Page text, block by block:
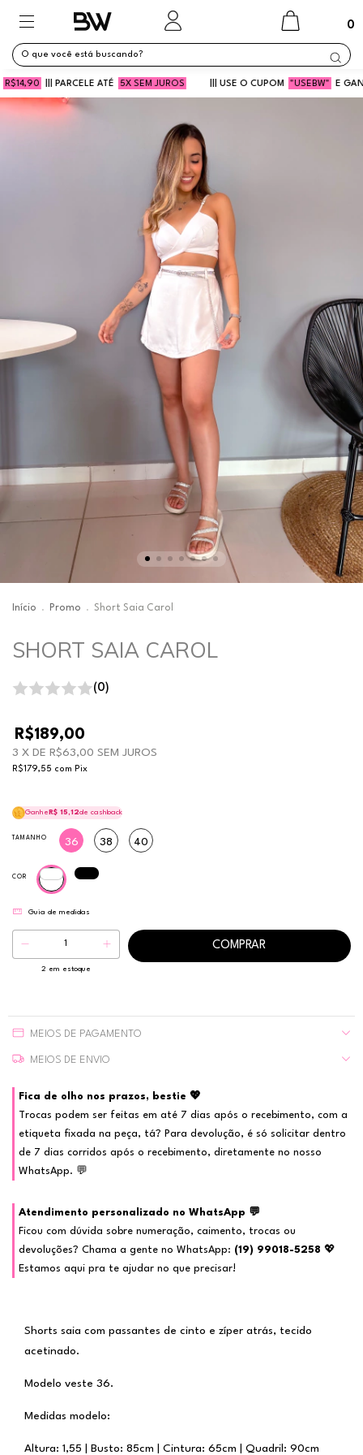
0
||| PARCELE ATÉ 5X SEM JUROS ||| USE O CUPOM "USEBW" E GANHE
Início . Promo . Short Saia Carol
SHORT SAIA CAROL
(0)
R$189,00
3 X DE R$63,00 SEM JUROS
R$179,55 com Pix
Ganhe R$ 15,12de cashback
TAMANHO 36 38 40
COR
Guia de medidas
2 em estoque
MEIOS DE PAGAMENTO
MEIOS DE ENVIO
Fica de olho nos prazos, bestie 💖
Trocas podem ser feitas em até 7 dias após o recebimento, com a
etiqueta fixada na peça, tá? Para devolução, é só solicitar dentro
de 7 dias corridos após o recebimento, diretamente no nosso
WhatsApp. 💬
Atendimento personalizado no WhatsApp 💬
Ficou com dúvida sobre numeração, caimento, trocas ou
devoluções? Chama a gente no WhatsApp: (19) 99018-5258 💖
Estamos aqui pra te ajudar no que precisar!
Shorts saia com passantes de cinto e zíper atrás, tecido
acetinado.
Modelo veste 36.
Medidas modelo:
Altura: 1,55 | Busto: 85cm | Cintura: 65cm | Quadril: 90cm